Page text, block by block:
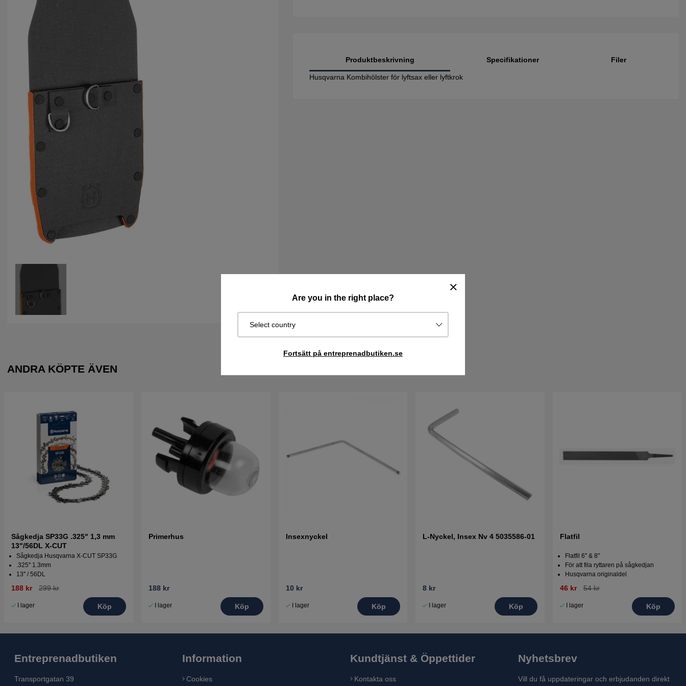
Are you in the right place?
Select country
Fortsätt på entreprenadbutiken.se
Produktbeskrivning
Husqvarna Kombihölster för lyftsax eller lyftkrok
Specifikationer Filer
ANDRA KÖPTE ÄVEN
Sågkedja SP33G .325" 1,3 mm
13"/56DL X-CUT
Sågkedja Husqvarna X-CUT SP33G
.325'' 1.3mm
13'' / 56DL
188 kr 299 kr
I lager Köp
Primerhus
188 kr
I lager Köp
Insexnyckel
10 kr
I lager Köp
L-Nyckel, Insex Nv 4 5035586-01
8 kr
I lager Köp
Flatfil
Flatfil 6'' & 8''
För att fila ryttaren på sågkedjan
Husqvarna originaldel
46 kr 54 kr
I lager Köp
Entreprenadbutiken
Transportgatan 39
Information
Cookies
Kundtjänst & Öppettider
Kontakta oss
Nyhetsbrev
Vill du få uppdateringar och erbjudanden direkt